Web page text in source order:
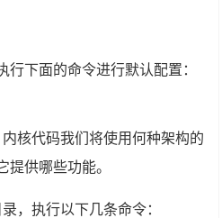
行下面的命令进行默认配置：
核代码我们将使用何种架构的
提供哪些功能。
，执行以下几条命令：